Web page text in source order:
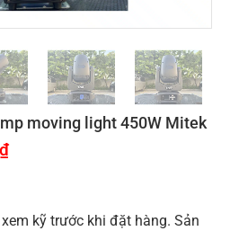
moving light 450W Mitek
₫Giá
kỹ trước khi đặt hàng. Sản